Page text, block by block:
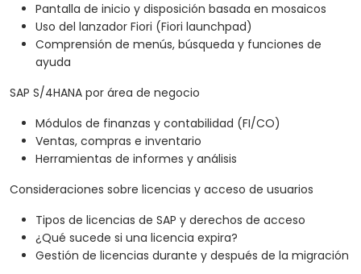
Pantalla de inicio y disposición basada en mosaicos
Uso del lanzador Fiori (Fiori launchpad)
Comprensión de menús, búsqueda y funciones de
ayuda
SAP S/4HANA por área de negocio
Módulos de finanzas y contabilidad (FI/CO)
Ventas, compras e inventario
Herramientas de informes y análisis
Consideraciones sobre licencias y acceso de usuarios
Tipos de licencias de SAP y derechos de acceso
¿Qué sucede si una licencia expira?
Gestión de licencias durante y después de la migración